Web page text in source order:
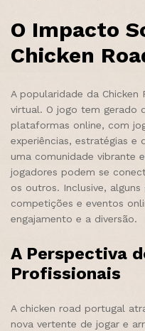
O Impacto
Chicken
A popularidade da
virtual. O jogo tem gerado
plataformas online, com
experiências, estratégias e
uma comunidade vibrante
jogadores podem se
os outros. Inclusive,
competições e eventos
engajamento e a diversão.
A Perspectiva
Profissionais
A chicken road portugal
nova vertente de jogar e